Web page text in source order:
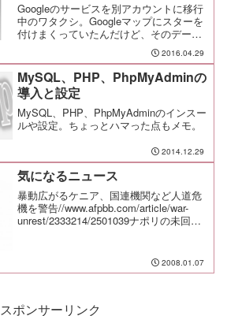
Googleのサービスを別アカウントに移行
中のワタクシ。Googleマップにスターを
付けまくっていたんだけど、そのデータ
を移行するのは想像以上に手間がかかる
作業だった。 同様の作業はスターをマ
イマップに移行するときも同じ手順なの
で、メモして...
2016.04.29
MySQL、PHP、PhpMyAdminの
導入と設定
MySQL、PHP、PhpMyAdminのインスー
ルや設定。ちょっとハマった点もメモ。
2014.12.29
気になるニュース
暴動広がるケニア、国連機関など人道危
機を警告//www.afpbb.com/article/war-
unrest/2333214/2501039ナポリの未回収
2008.01.07
スポンサーリンク